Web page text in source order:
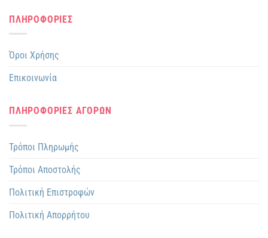
ΠΛΗΡΟΦΟΡΙΕΣ
Όροι Χρήσης
Επικοινωνία
ΠΛΗΡΟΦΟΡΙΕΣ ΑΓΟΡΩΝ
Τρόποι Πληρωμής
Τρόποι Αποστολής
Πολιτική Επιστροφών
Πολιτική Απορρήτου